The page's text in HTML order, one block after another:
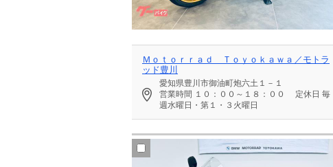
Ｍｏｔｏｒｒａｄ Ｔｏｙｏｋａｗａ／モトラ
ッド豊川
愛知県豊川市御油町炮六土１－１
営業時間 １０：００～１８：００ 定休日 毎
週水曜日・第１・３火曜日